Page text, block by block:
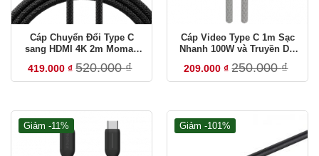
329 Phan Xích Long, P. Cầu Kiệu, TP.HCM
Hà Nội
Số 18, BT2 Bán Đảo Linh Đàm, P. Hoàng Liệt, Hà Nội
0835 33 48 33
Cáp Chuyển Đổi Type C
sang HDMI 4K 2m Momax
419.000₫ 520.000₫
Cáp Video Type C 1m Sạc
Nhanh 100W và Truyền Dữ
Liệu 20Gbps Momax DC31
209.000₫ 250.000₫
Giảm -11% Giảm -101%